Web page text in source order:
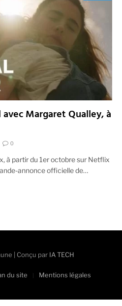
Margaret Qualley, à
0
à partir du 1er octobre sur Netflix
annonce officielle de…
| Conçu par IA TECH
du site Mentions légales